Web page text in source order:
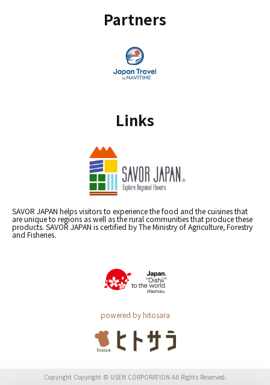
Partners
Links
SAVOR JAPAN helps visitors to experience the food and the cuisines that
are unique to regions as well as the rural communities that produce these
products. SAVOR JAPAN is certified by The Ministry of Agriculture, Forestry
and Fisheries.
powered by hitosara
Copyright Copyright © USEN CORPORATION All Rights Reserved.